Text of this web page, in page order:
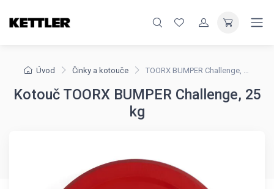
Úvod Činky a kotouče TOORX BUMPER Challenge, 25 kg
Kotouč TOORX BUMPER Challenge, 25
kg